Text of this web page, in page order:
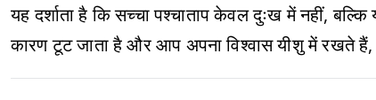
यह दर्शाता है कि सच्चा पश्चाताप केवल दुःख में नहीं,
कारण टूट जाता है और आप अपना विश्वास यीशु में रखते